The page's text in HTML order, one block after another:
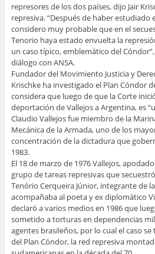
represores de los dos países, dijo Jair
represiva. “Después de haber estudiado
considero muy probable que en el
Tenorio haya estado envuelta la
un caso típico, emblemático del
diálogo con ANSA.
Fundador del Movimiento Justicia y
Krischke ha investigado el Plan Cóndor
considera que luego de que la Corte
deportación de Vallejos a Argentina, es
Claudio Vallejos fue miembro de la
Mecánica de la Armada, uno de los
concentración de la dictadura que
1983.
El 18 de marzo de 1976 Vallejos,
grupo de tareas represivas que
Tenório Cerqueira Júnior, integrante de
acompañaba al poeta y ex diplomático
declaró a varios medios en 1986 que
sometido a torturas en dependencias
agentes brasileños, por lo cual el caso
del Plan Cóndor, la red represiva